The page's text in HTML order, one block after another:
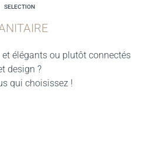
SELECTION
élégants ou plutôt connectés
design ?
qui choisissez !